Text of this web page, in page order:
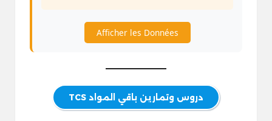
Afficher les Données
دروس وتمارين باقي المواد TCS